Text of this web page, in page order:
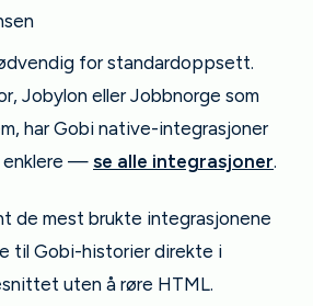
for standardoppsett.
Jobylon eller Jobbnorge som
har Gobi native-integrasjoner
enklere — se alle integrasjoner.
de mest brukte integrasjonene
til Gobi-historier direkte i
uten å røre HTML.